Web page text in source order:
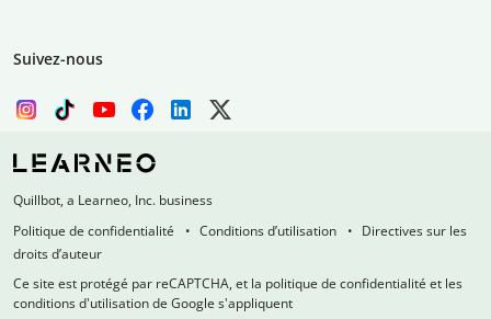
Suivez-nous
Quillbot, a Learneo, Inc. business
Politique de confidentialité
Conditions d’utilisation
Directives sur les
droits d’auteur
Ce site est protégé par reCAPTCHA, et la politique de confidentialité et les
conditions d'utilisation de Google s'appliquent